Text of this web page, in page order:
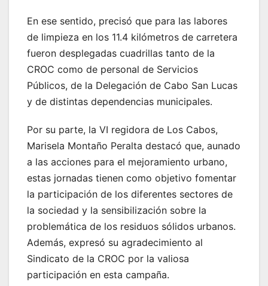
En ese sentido, precisó que para las labores
de limpieza en los 11.4 kilómetros de carretera
fueron desplegadas cuadrillas tanto de la
CROC como de personal de Servicios
Públicos, de la Delegación de Cabo San Lucas
y de distintas dependencias municipales.
Por su parte, la VI regidora de Los Cabos,
Marisela Montaño Peralta destacó que, aunado
a las acciones para el mejoramiento urbano,
estas jornadas tienen como objetivo fomentar
la participación de los diferentes sectores de
la sociedad y la sensibilización sobre la
problemática de los residuos sólidos urbanos.
Además, expresó su agradecimiento al
Sindicato de la CROC por la valiosa
participación en esta campaña.